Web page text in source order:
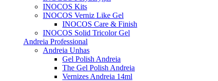
INOCOS Kits
INOCOS Verniz Like Gel
INOCOS Care & Finish
INOCOS Solid Tricolor Gel
Andreia Professional
Andreia Unhas
Gel Polish Andreia
The Gel Polish Andreia
Vernizes Andreia 14ml